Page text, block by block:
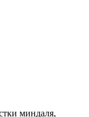
миндаля,